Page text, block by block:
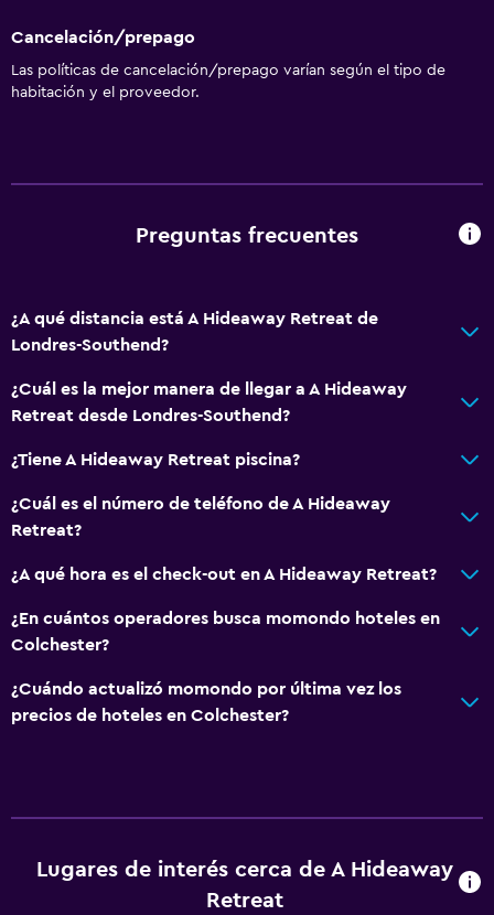
Cancelación/prepago
Las políticas de cancelación/prepago varían según el tipo de
habitación y el proveedor.
Preguntas frecuentes
¿A qué distancia está A Hideaway Retreat de
Londres-Southend?
¿Cuál es la mejor manera de llegar a A Hideaway
Retreat desde Londres-Southend?
¿Tiene A Hideaway Retreat piscina?
¿Cuál es el número de teléfono de A Hideaway
Retreat?
¿A qué hora es el check-out en A Hideaway Retreat?
¿En cuántos operadores busca momondo hoteles en
Colchester?
¿Cuándo actualizó momondo por última vez los
precios de hoteles en Colchester?
Lugares de interés cerca de A Hideaway
Retreat